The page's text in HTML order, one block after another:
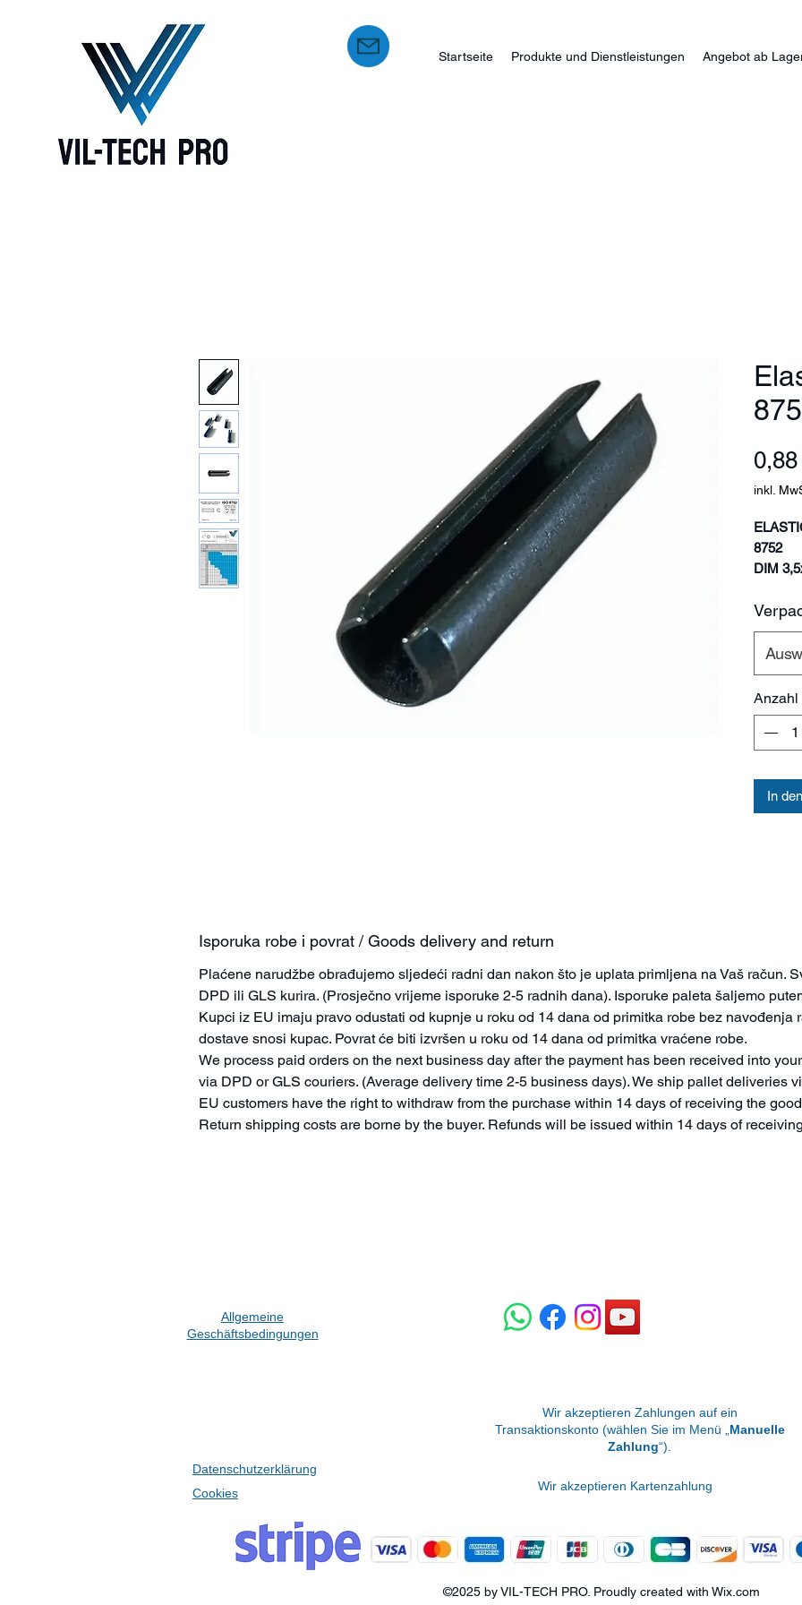
Startseite Produkte und Dienstleistungen Angebot ab
inkl.
8752
DIM
/pcs
Promjer
Duljina
Debljna
Materijal
Tvrdoča
kg/1000
Norma
Težina
Za sve
Anzahl
In
Isporuka robe i povrat / Goods delivery and return
Plaćene narudžbe obrađujemo sljedeći radni dan nakon što je uplata primljena na Vaš račun.
DPD ili GLS kurira. (Prosječno vrijeme isporuke 2-5 radnih dana). Isporuke paleta šaljemo
Kupci iz EU imaju pravo odustati od kupnje u roku od 14 dana od primitka robe bez navođenja
dostave snosi kupac. Povrat će biti izvršen u roku od 14 dana od primitka vraćene robe.
We process paid orders on the next business day after the payment has been received into
via DPD or GLS couriers. (Average delivery time 2-5 business days). We ship pallet deliveries
EU customers have the right to withdraw from the purchase within 14 days of receiving the
Return shipping costs are borne by the buyer. Refunds will be issued within 14 days of
Allgemeine
Geschäftsbedingungen
Wir akzeptieren Zahlungen auf ein
Transaktionskonto (wählen Sie im Menü „ Manuelle
Zahlung“).
Datenschutzerklärung
Cookies
Wir akzeptieren Kartenzahlung
©2025 by VIL-TECH PRO. Proudly created with Wix.com